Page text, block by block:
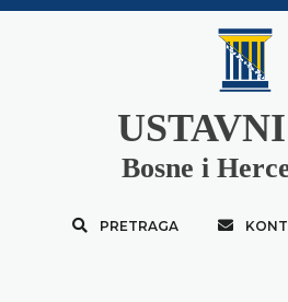
Bosne i
PRETRAGA